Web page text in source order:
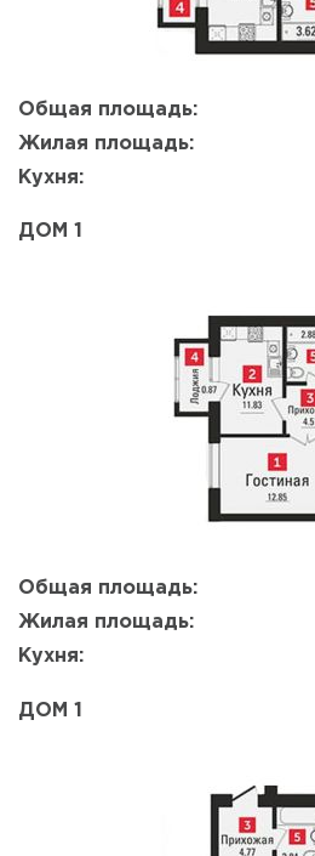
Общая площадь:
Жилая площадь:
Кухня:
ДОМ 1
Общая площадь:
Жилая площадь:
Кухня:
Да, удалить Отмена
ДОМ 1